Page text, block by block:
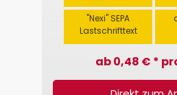
"Nexi" SEPA
Lastschrifttext
ab 0,48 € *